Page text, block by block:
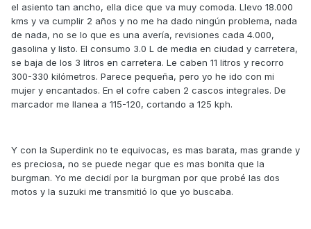
el asiento tan ancho, ella dice que va muy comoda. Llevo 18.000
kms y va cumplir 2 años y no me ha dado ningún problema, nada
de nada, no se lo que es una avería, revisiones cada 4.000,
gasolina y listo. El consumo 3.0 L de media en ciudad y carretera,
se baja de los 3 litros en carretera. Le caben 11 litros y recorro
300-330 kilómetros. Parece pequeña, pero yo he ido con mi
mujer y encantados. En el cofre caben 2 cascos integrales. De
marcador me llanea a 115-120, cortando a 125 kph.
Y con la Superdink no te equivocas, es mas barata, mas grande y
es preciosa, no se puede negar que es mas bonita que la
burgman. Yo me decidí por la burgman por que probé las dos
motos y la suzuki me transmitió lo que yo buscaba.